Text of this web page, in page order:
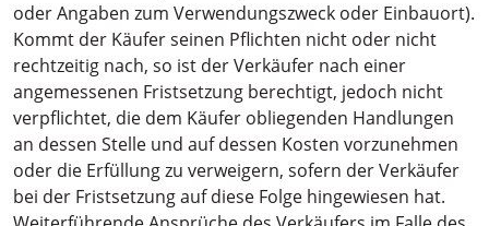
oder Angaben zum Verwendungszweck oder Einbauort).
Kommt der Käufer seinen Pflichten nicht oder nicht
rechtzeitig nach, so ist der Verkäufer nach einer
angemessenen Fristsetzung berechtigt, jedoch nicht
verpflichtet, die dem Käufer obliegenden Handlungen
an dessen Stelle und auf dessen Kosten vorzunehmen
oder die Erfüllung zu verweigern, sofern der Verkäufer
bei der Fristsetzung auf diese Folge hingewiesen hat.